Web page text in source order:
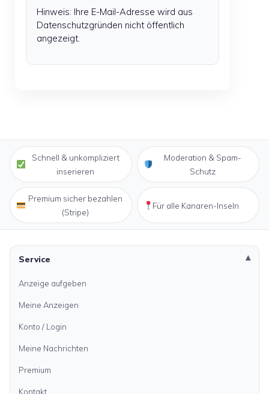
Hinweis: Ihre E-Mail-Adresse wird aus
Datenschutzgründen nicht öffentlich
angezeigt.
Schnell & unkompliziert
inserieren
Moderation & Spam-
Schutz
Premium sicher bezahlen
(Stripe)
Für alle Kanaren-Inseln
Service
Anzeige aufgeben
Meine Anzeigen
Konto / Login
Meine Nachrichten
Premium
Kontakt